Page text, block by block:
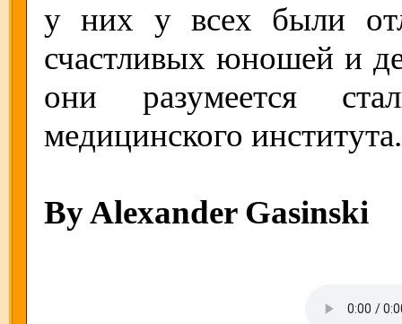
у них у всех были
счастливых юношей и
они разумеется
медицинского института.
By Alexander Gasinski